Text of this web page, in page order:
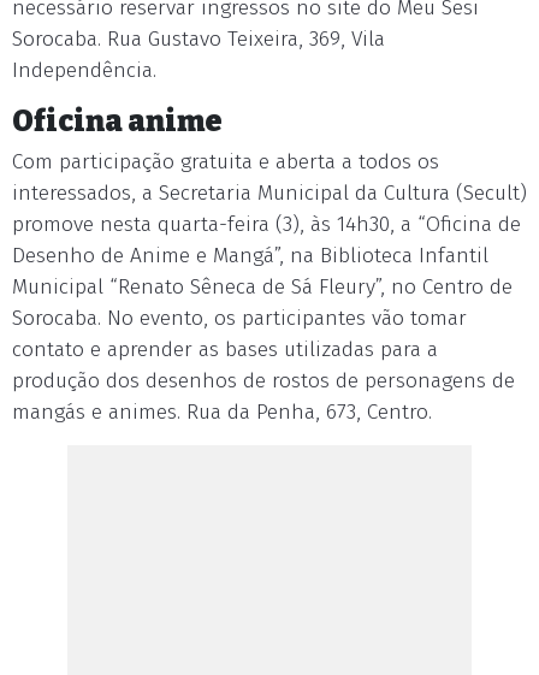
necessário reservar ingressos no site do Meu Sesi
Sorocaba. Rua Gustavo Teixeira, 369, Vila
Independência.
Oficina anime
Com participação gratuita e aberta a todos os
interessados, a Secretaria Municipal da Cultura (Secult)
promove nesta quarta-feira (3), às 14h30, a “Oficina de
Desenho de Anime e Mangá”, na Biblioteca Infantil
Municipal “Renato Sêneca de Sá Fleury”, no Centro de
Sorocaba. No evento, os participantes vão tomar
contato e aprender as bases utilizadas para a
produção dos desenhos de rostos de personagens de
mangás e animes. Rua da Penha, 673, Centro.